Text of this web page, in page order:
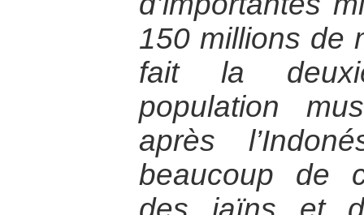
150 millions de
fait la
population
après
beaucoup de